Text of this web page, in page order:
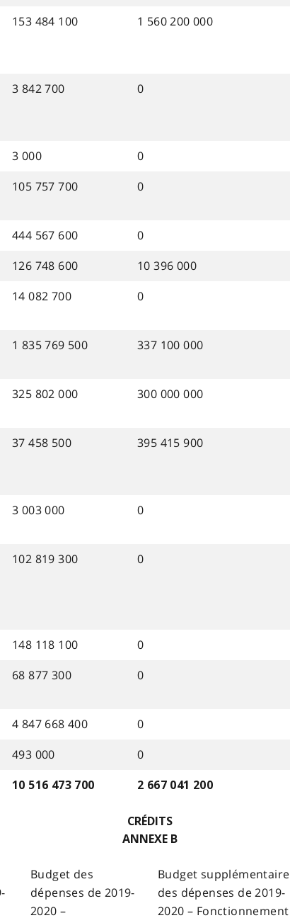
153 484 100 1 560 200 000
3 842 700 0
3 000 0
105 757 700 0
444 567 600 0
126 748 600 10 396 000
14 082 700 0
1 835 769 500 337 100 000
325 802 000 300 000 000
37 458 500 395 415 900
3 003 000 0
102 819 300 0
148 118 100 0
68 877 300 0
4 847 668 400 0
493 000 0
10 516 473 700 2 667 041 200
CRÉDITS
ANNEXE B
Budget des
dépenses de 2019-
2020 –
Budget supplémentaire
des dépenses de 2019-
2020 – Fonctionnement